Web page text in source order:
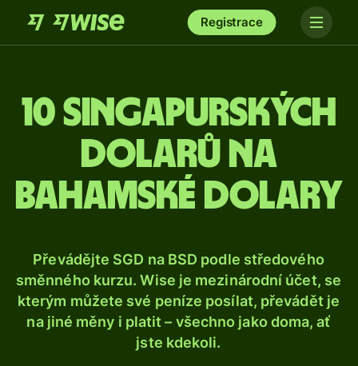
Registrace
10 singapurských
dolarů na
bahamské dolary
Převádějte SGD na BSD podle středového
směnného kurzu. Wise je mezinárodní účet, se
kterým můžete své peníze posílat, převádět je
na jiné měny i platit – všechno jako doma, ať
jste kdekoli.